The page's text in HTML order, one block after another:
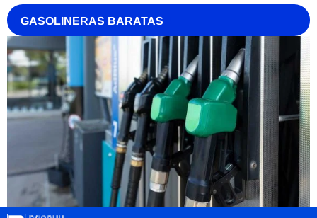
GASOLINERAS BARATAS